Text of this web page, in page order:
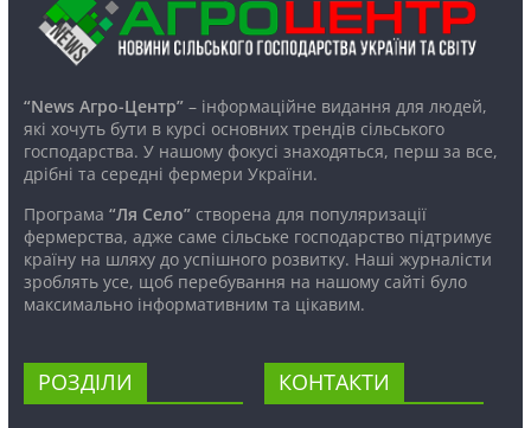
“News Агро-Центр”– інформаційне видання для людей,
які хочуть бути в курсі основних трендів сільського
господарства. У нашому фокусі знаходяться, перш за все,
дрібні та середні фермери України.
Програма “Ля Село”створена для популяризації
фермерства, адже саме сільське господарство підтримує
країну на шляху до успішного розвитку. Наші журналісти
зроблять усе, щоб перебування на нашому сайті було
максимально інформативним та цікавим.
РОЗДІЛИ КОНТАКТИ